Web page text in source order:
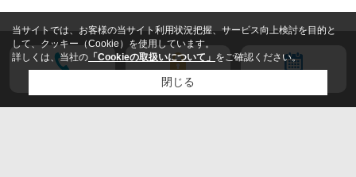
会員登録
当サイトでは、お客様の当サイト利用状況把握、サービス向上検討を目的と
して、クッキー（Cookie）を使用しています。
詳しくは、当社の 「Cookieの取扱いについて」 をご確認ください。
閉じる